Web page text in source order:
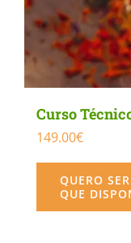
Curso
149.00€
QUERO
QUE